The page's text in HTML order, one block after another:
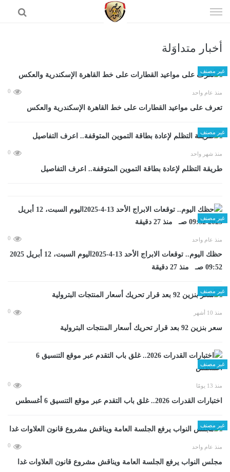
الى
أخبار متداوَلة
غير مصنف
منذ عام واحد 0
تعرف على مواعيد القطارات على خط القاهرة الإسكندرية والعكس
غير مصنف
منذ شهر واحد 0
طريقة التظلم لإعادة بطاقة التموين المتوقفة.. اعرف التفاصيل
غير مصنف
منذ عام واحد 0
حظك اليوم.. توقعات الابراج الأحد 13-4-2025اليوم السبت، 12 أبريل 2025
09:52 صـ منذ 27 دقيقة
غير مصنف
منذ 10 أشهر 0
سعر بنزين 92 بعد قرار تحريك أسعار المنتجات البترولية
غير مصنف
منذ 13 يومًا 0
اختبارات القدرات 2026.. غلق باب التقدم عبر موقع التنسيق 6 أغسطس
غير مصنف
منذ عام واحد 0
مجلس النواب يرفع الجلسة العامة ويناقش مشروع قانون العلاوات غدا